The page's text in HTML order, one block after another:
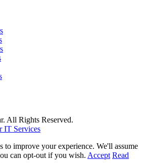
All Rights Reserved.
IT Services
to improve your experience. We'll assume
can opt-out if you wish. Accept Read